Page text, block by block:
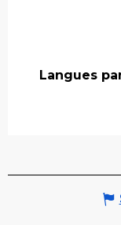
Langues
Langues